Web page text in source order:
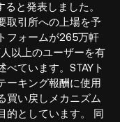
と発表しました。
取引所への上場を予
フォームが265万軒
以上のユーザーを有
ています。STAYト
ーキング報酬に使用
買い戻しメカニズム
的としています。 同